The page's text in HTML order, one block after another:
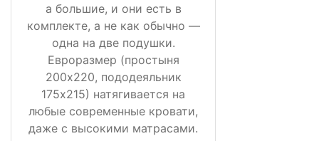
а большие, и они есть в
комплекте, а не как обычно —
одна на две подушки.
Евроразмер (простыня
200х220, пододеяльник
175х215) натягивается на
любые современные кровати,
даже с высокими матрасами.